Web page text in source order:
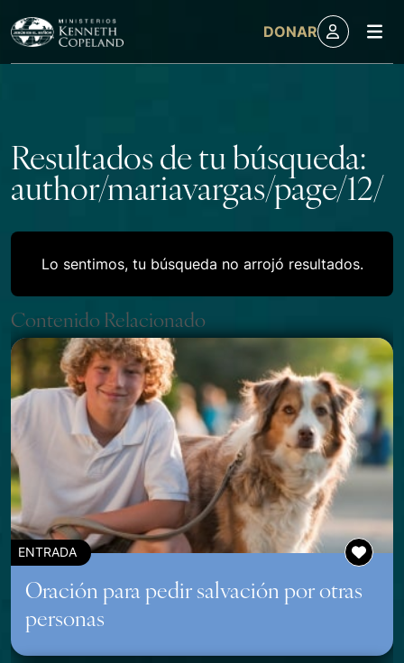
DONAR
Resultados de tu búsqueda:
author/mariavargas/page/12/
Lo sentimos, tu búsqueda no arrojó resultados.
Contenido Relacionado
ENTRADA
Oración para pedir salvación por otras
personas